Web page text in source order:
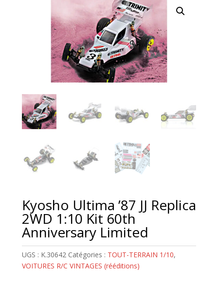
Kyosho Ultima ’87 JJ Replica
2WD 1:10 Kit 60th
Anniversary Limited
UGS : K.30642 Catégories : TOUT-TERRAIN 1/10,
VOITURES R/C VINTAGES (rééditions)